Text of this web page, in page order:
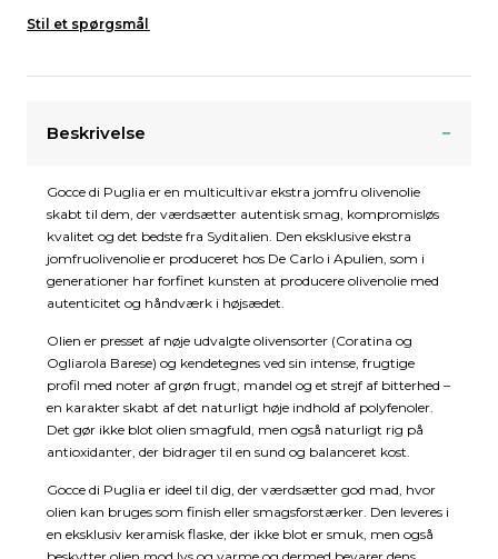
Stil et spørgsmål
Beskrivelse
Gocce di Puglia er en multicultivar ekstra jomfru olivenolie
skabt til dem, der værdsætter autentisk smag, kompromisløs
kvalitet og det bedste fra Syditalien. Den eksklusive ekstra
jomfruolivenolie er produceret hos De Carlo i Apulien, som i
generationer har forfinet kunsten at producere olivenolie med
autenticitet og håndværk i højsædet.
Olien er presset af nøje udvalgte olivensorter (Coratina og
Ogliarola Barese) og kendetegnes ved sin intense, frugtige
profil med noter af grøn frugt, mandel og et strejf af bitterhed –
en karakter skabt af det naturligt høje indhold af polyfenoler.
Det gør ikke blot olien smagfuld, men også naturligt rig på
antioxidanter, der bidrager til en sund og balanceret kost.
Gocce di Puglia er ideel til dig, der værdsætter god mad, hvor
olien kan bruges som finish eller smagsforstærker. Den leveres i
en eksklusiv keramisk flaske, der ikke blot er smuk, men også